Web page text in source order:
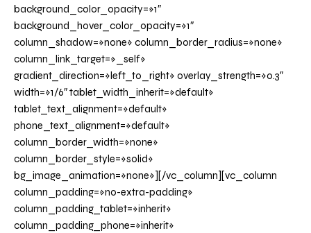
background_color_opacity=»1″
background_hover_color_opacity=»1″
column_shadow=»none» column_border_radius=»none»
column_link_target=»_self»
gradient_direction=»left_to_right» overlay_strength=»0.3″
width=»1/6″ tablet_width_inherit=»default»
tablet_text_alignment=»default»
phone_text_alignment=»default»
column_border_width=»none»
column_border_style=»solid»
bg_image_animation=»none»][/vc_column][vc_column
column_padding=»no-extra-padding»
column_padding_tablet=»inherit»
column_padding_phone=»inherit»